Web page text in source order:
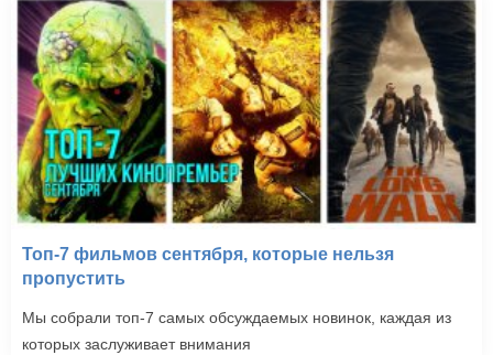
Топ-7 фильмов сентября, которые нельзя
пропустить
Мы собрали топ-7 самых обсуждаемых новинок, каждая из
которых заслуживает внимания